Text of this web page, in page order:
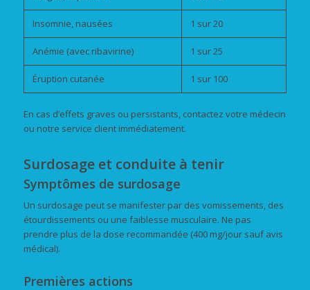
Insomnie, nausées 1 sur 20
Anémie (avec ribavirine) 1 sur 25
Éruption cutanée 1 sur 100
En cas d’effets graves ou persistants, contactez votre médecin
ou notre service client immédiatement.
Surdosage et conduite à tenir
Symptômes de surdosage
Un surdosage peut se manifester par des vomissements, des
étourdissements ou une faiblesse musculaire. Ne pas
prendre plus de la dose recommandée (400 mg/jour sauf avis
médical).
Premières actions